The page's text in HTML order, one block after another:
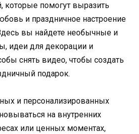
которые помогут выразить
и праздничное настроение
вы найдете необычные и
идеи для декорации и
снять видео, чтобы создать
подарок.
и персонализированных
на внутренних
или ценных моментах,